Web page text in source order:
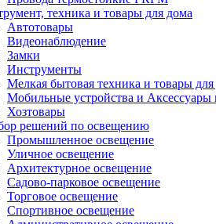
техника и товары для дома
Автотовары
Видеонаблюдение
Замки
Инструменты
Мелкая бытовая техника и товары для
Мобильные устройства и Аксессуары
Хозтовары
решений по освещению
Промышленное освещение
Уличное освещение
Архитектурное освещение
Садово-парковое освещение
Торговое освещение
Спортивное освещение